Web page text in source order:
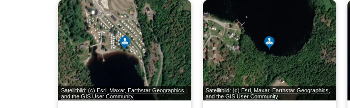
Satellitbild: (c) Esri, Maxar, Earthstar Geographics,
and the GIS User Community
Satellitbild:(c) Esri, Maxar, Earthstar Geographics,
and the GIS User Community